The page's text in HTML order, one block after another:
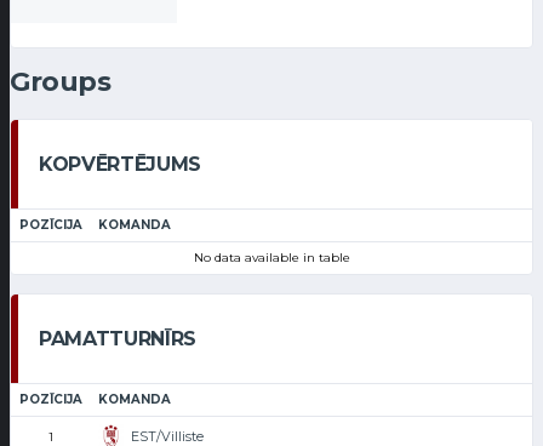
Groups
KOPVĒRTĒJUMS
POZĪCIJA KOMANDA
No data available in table
PAMATTURNĪRS
POZĪCIJA KOMANDA
1 EST/Villiste